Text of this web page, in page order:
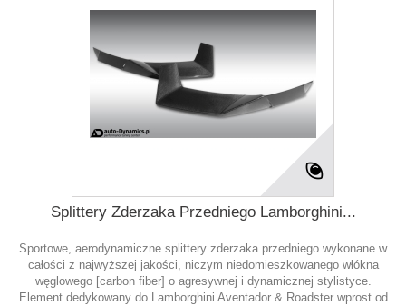
Splittery Zderzaka Przedniego Lamborghini...
Sportowe, aerodynamiczne splittery zderzaka przedniego wykonane w
całości z najwyższej jakości, niczym niedomieszkowanego włókna
węglowego [carbon fiber] o agresywnej i dynamicznej stylistyce.
Element dedykowany do Lamborghini Aventador & Roadster wprost od